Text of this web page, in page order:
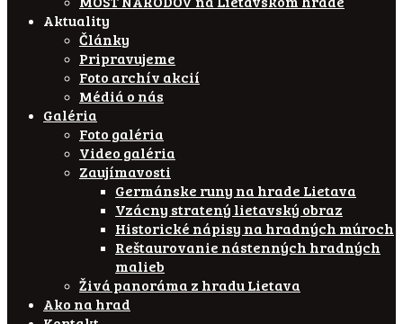
Aktuality
Články
Pripravujeme
Foto archív akcií
Médiá o nás
Galéria
Foto galéria
Video galéria
Zaujímavosti
Germánske runy na hrade Lietava
Vzácny stratený lietavský obraz
Historické nápisy na hradných múroch
Reštaurovanie nástenných hradných
malieb
Živá panoráma z hradu Lietava
Ako na hrad